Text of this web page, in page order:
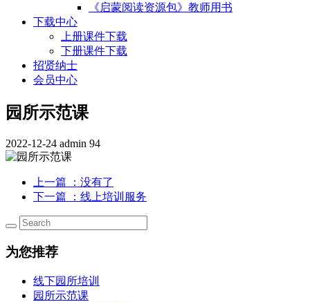
《启蒙阅读资源包》教师用书
下载中心
上册课件下载
下册课件下载
招贤纳士
会员中心
园所示范课
2022-12-24 admin 94
上一篇
：没有了
下一篇
：线上培训服务
为您推荐
线下园所培训
园所示范课